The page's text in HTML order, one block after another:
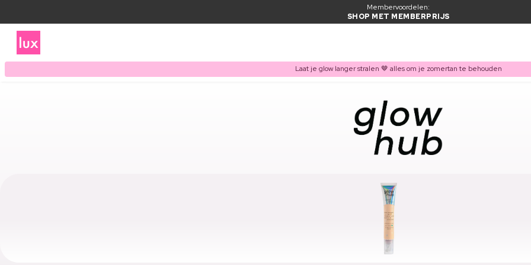
Membervoordelen:
SHOP MET MEMBERPRIJS
Laat je glow langer stralen 🤎 alles om je zomertan te behouden